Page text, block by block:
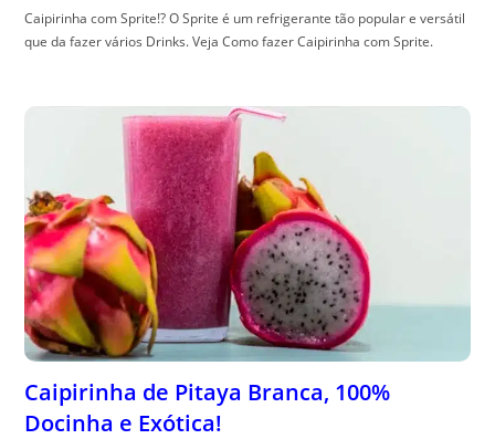
Caipirinha com Sprite!? O Sprite é um refrigerante tão popular e versátil
que da fazer vários Drinks. Veja Como fazer Caipirinha com Sprite.
Caipirinha de Pitaya Branca, 100%
Docinha e Exótica!